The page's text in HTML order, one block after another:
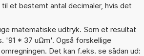
et bestemt antal decimaler, hvis det
matematiske udtryk. Som et resultat
'91 * 37 uΩm'. Også forskellige
Det kan f.eks. se sådan ud: